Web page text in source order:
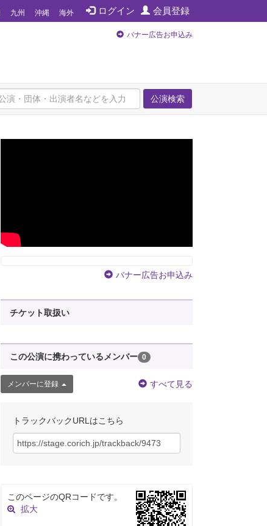
ログイン 会員登録
九州 沖縄 海外
バナー広告お申込み
公演検索
バナー広告お申込み
チケット取扱い
この公演に携わっているメンバー 0
メンバーに登録 すべて見る
トラックバックURLはこちら
このページのQRコードです。
拡大